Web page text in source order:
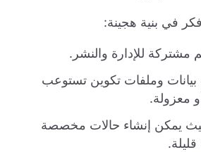
في بنية هجينة:
للإدارة والنشر.
وملفات تكوين تستوعب
معزولة.
يمكن إنشاء حالات مخصصة